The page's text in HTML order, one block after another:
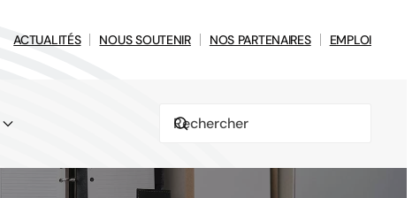
ACTUALITÉS NOUS SOUTENIR NOS PARTENAIRES EMPLOI